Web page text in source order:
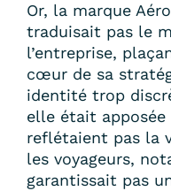
Or, la marque
traduisait pas le
l’entreprise,
cœur de sa
identité trop
elle était apposée
reflétaient pas la
les voyageurs,
garantissait pas